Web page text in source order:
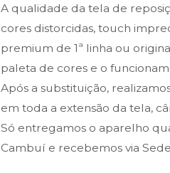
A qualidade da tela de
cores distorcidas, touch
premium de 1ª linha ou
paleta de cores e o
Após a substituição,
em toda a extensão da tela,
Só entregamos o aparelho
Cambuí e recebemos via